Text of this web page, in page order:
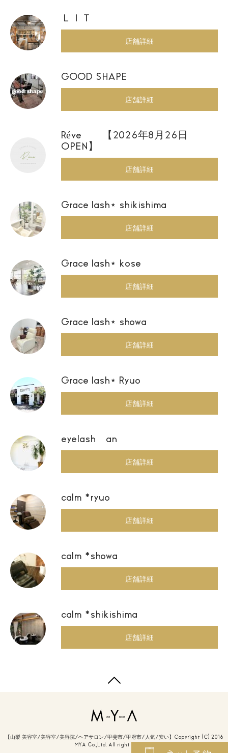
ＬＩＴ
店舗詳細
GOOD SHAPE
店舗詳細
Réve 【2026年8月26日
OPEN】
店舗詳細
Grace lash⋆ shikishima
店舗詳細
Grace lash⋆ kose
店舗詳細
Grace lash⋆ showa
店舗詳細
Grace lash⋆ Ryuo
店舗詳細
eyelash an
店舗詳細
calm *ryuo
店舗詳細
calm *showa
店舗詳細
calm *shikishima
店舗詳細
【山梨 美容室/美容室/美容院/ヘアサロン/甲斐市/甲府市/人気/安い】Copyright (C) 2016
MYA Co.,Ltd. All right reserved